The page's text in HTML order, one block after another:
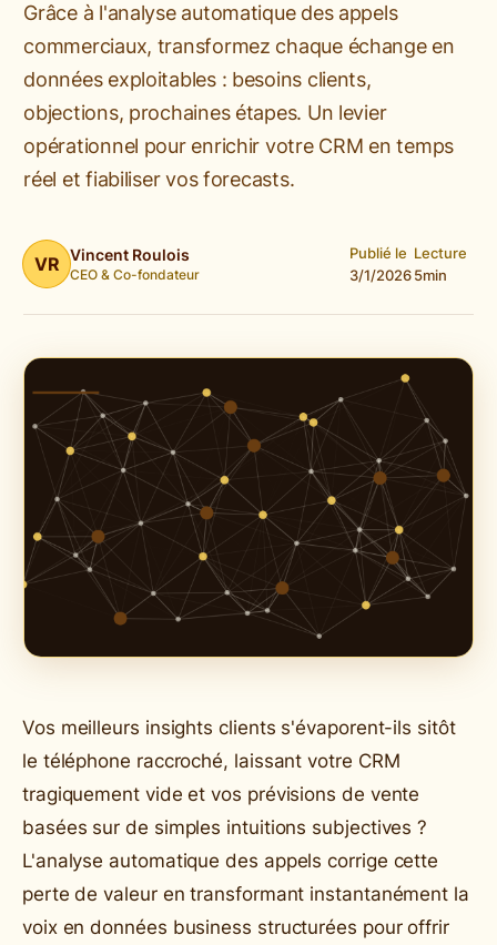
Grâce à l'analyse automatique des appels
commerciaux, transformez chaque échange en
données exploitables : besoins clients,
objections, prochaines étapes. Un levier
opérationnel pour enrichir votre CRM en temps
réel et fiabiliser vos forecasts.
VR Vincent Roulois
CEO & Co-fondateur
Publié le
3/1/2026
Lecture
5min
Vos meilleurs insights clients s'évaporent-ils sitôt
le téléphone raccroché, laissant votre CRM
tragiquement vide et vos prévisions de vente
basées sur de simples intuitions subjectives ?
L'analyse automatique des appels corrige cette
perte de valeur en transformant instantanément la
voix en données business structurées pour offrir